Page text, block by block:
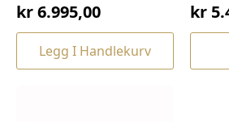
kr6.995,00
Legg I Handlekurv
kr